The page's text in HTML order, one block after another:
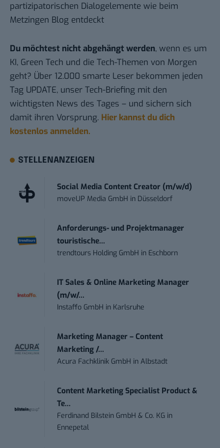
partizipatorischen Dialogelemente wie beim
Metzingen Blog entdeckt
Du möchtest nicht abgehängt werden, wenn es um
KI, Green Tech und die Tech-Themen von Morgen
geht? Über 12.000 smarte Leser bekommen jeden
Tag UPDATE, unser Tech-Briefing mit den
wichtigsten News des Tages – und sichern sich
damit ihren Vorsprung. Hier kannst du dich
kostenlos anmelden.
STELLENANZEIGEN
Social Media Content Creator (m/w/d)
moveUP Media GmbH in Düsseldorf
Anforderungs- und Projektmanager
touristische...
trendtours Holding GmbH in Eschborn
IT Sales & Online Marketing Manager
(m/w/...
Instaffo GmbH in Karlsruhe
Marketing Manager – Content
Marketing /...
Acura Fachklinik GmbH inAlbstadt
Content Marketing Specialist Product &
Te...
Ferdinand Bilstein GmbH & Co. KG in
Ennepetal